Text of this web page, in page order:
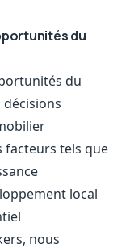
du
du
facteurs tels que
local
nous